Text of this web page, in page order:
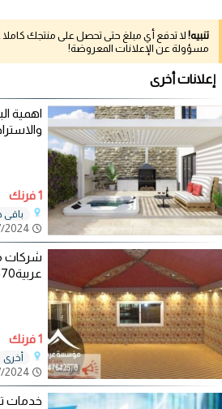
تنبيه! لا تدفع أي مبلغ حتى تحصل على منتجك
مسؤولة عن الإعلانات المعروضة!
إعلانات أخرى
اهمية
1 فرنك
باقي
شركات
عربية00971547642570
1 فرنك
أخرى
خدمات